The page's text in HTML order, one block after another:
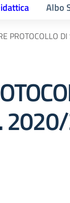
Albo
PROTOCOLLO